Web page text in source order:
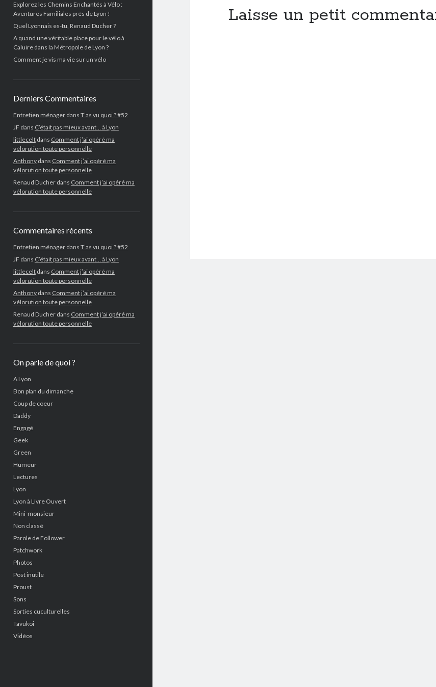
Explorez les Chemins Enchantés à Vélo :
Aventures Familiales près de Lyon !
Quel Lyonnais es-tu, Renaud Ducher ?
A quand une véritable place pour le vélo à
Caluire dans la Métropole de Lyon ?
Comment je vis ma vie sur un vélo
Derniers Commentaires
Entretien ménagerdans T’as vu quoi ? #52
JF dans C’était pas mieux avant… à Lyon
littleceltdans Comment j’ai opéré ma
vélorution toute personnelle
Anthonydans Comment j’ai opéré ma
vélorution toute personnelle
Renaud Ducherdans Comment j’ai opéré ma
vélorution toute personnelle
Commentaires récents
Entretien ménagerdans T’as vu quoi ? #52
JF dans C’était pas mieux avant… à Lyon
littleceltdans Comment j’ai opéré ma
vélorution toute personnelle
Anthonydans Comment j’ai opéré ma
vélorution toute personnelle
Renaud Ducherdans Comment j’ai opéré ma
vélorution toute personnelle
On parle de quoi ?
A Lyon
Bon plan du dimanche
Coup de coeur
Daddy
Engagé
Geek
Green
Humeur
Lectures
Lyon
Lyon à Livre Ouvert
Mini-monsieur
Non classé
Parole de Follower
Patchwork
Photos
Post inutile
Proust
Sons
Sorties cuculturelles
Tavukoi
Vidéos
Laisse un petit